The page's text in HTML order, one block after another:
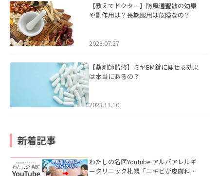
【教えてドクター】防風通聖散の効果
や副作用は？長期服用は危険なの？
2023.07.27
【薬剤師監修】ミヤBM錠に痩せる効果
は本当にあるの？
2023.11.10
新着記事
わたしの名医Youtube アルバアレルギ
ークリニック札幌「ニキビが皮膚科で